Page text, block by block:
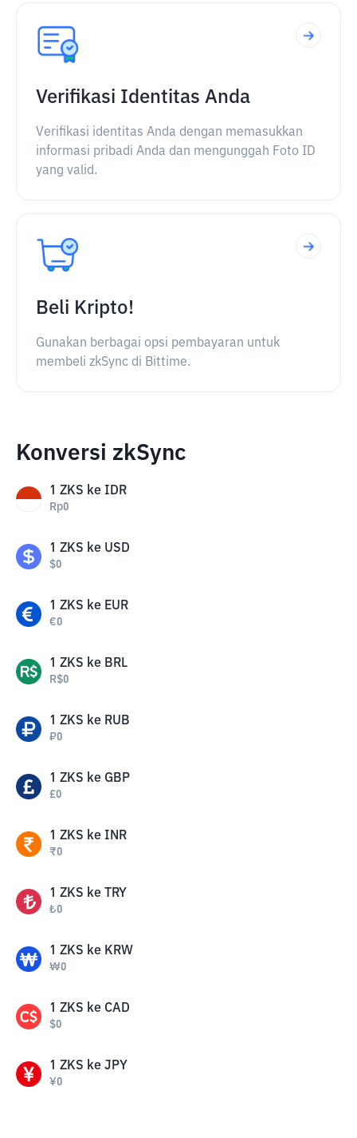
Verifikasi Identitas Anda
Verifikasi identitas Anda dengan memasukkan
informasi pribadi Anda dan mengunggah Foto ID
yang valid.
Beli Kripto!
Gunakan berbagai opsi pembayaran untuk
membeli zkSync di Bittime.
Konversi zkSync
1 ZKS ke IDR
Rp0
1 ZKS ke USD
$0
1 ZKS ke EUR
€0
1 ZKS ke BRL
R$0
1 ZKS ke RUB
₽0
1 ZKS ke GBP
£0
1 ZKS ke INR
₹0
1 ZKS ke TRY
₺0
1 ZKS ke KRW
₩0
1 ZKS ke CAD
$0
1 ZKS ke JPY
¥0